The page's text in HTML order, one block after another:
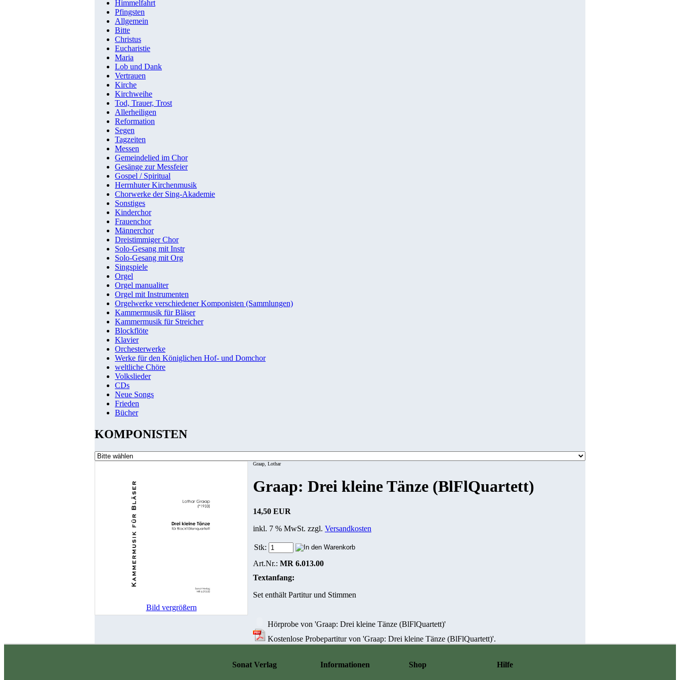
Himmelfahrt
Pfingsten
Allgemein
Bitte
Christus
Eucharistie
Maria
Lob und Dank
Vertrauen
Kirche
Kirchweihe
Tod, Trauer, Trost
Allerheiligen
Reformation
Segen
Tagzeiten
Messen
Gemeindelied im Chor
Gesänge zur Messfeier
Gospel / Spiritual
Herrnhuter Kirchenmusik
Chorwerke der Sing-Akademie
Sonstiges
Kinderchor
Frauenchor
Männerchor
Dreistimmiger Chor
Solo-Gesang mit Instr
Solo-Gesang mit Org
Singspiele
Orgel
Orgel manualiter
Orgel mit Instrumenten
Orgelwerke verschiedener Komponisten (Sammlungen)
Kammermusik für Bläser
Kammermusik für Streicher
Blockflöte
Klavier
Orchesterwerke
Werke für den Königlichen Hof- und Domchor
weltliche Chöre
Volkslieder
CDs
Neue Songs
Frieden
Bücher
KOMPONISTEN
Bild vergrößern
Graap, Lothar
Graap: Drei kleine Tänze (BlFlQuartett)
14,50 EUR
inkl. 7 % MwSt. zzgl. Versandkosten
Stk:
Art.Nr.: MR 6.013.00
Textanfang:
Set enthält Partitur und Stimmen
Hörprobe von 'Graap: Drei kleine Tänze (BlFlQuartett)'
Kostenlose Probepartitur von 'Graap: Drei kleine Tänze (BlFlQuartett)'.
Hilfe
Shop
Informationen
Sonat Verlag